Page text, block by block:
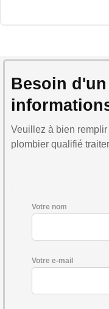
Besoin
Veuillez à bien
plombier qualifié
Votre nom
Votre e-mail